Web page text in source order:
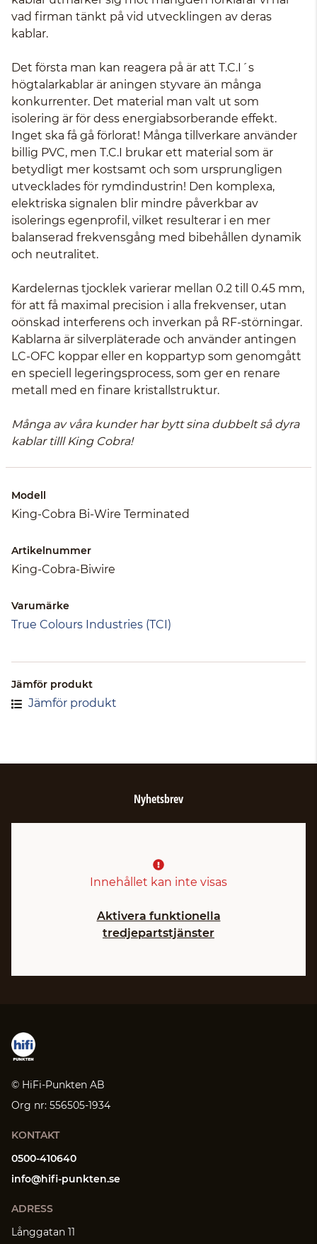
vad firman tänkt på vid utvecklingen av deras
kablar.
Det första man kan reagera på är att T.C.I´s
högtalarkablar är aningen styvare än många
konkurrenter. Det material man valt ut som
isolering är för dess energiabsorberande effekt.
Inget ska få gå förlorat! Många tillverkare använder
billig PVC, men T.C.I brukar ett material som är
betydligt mer kostsamt och som ursprungligen
utvecklades för rymdindustrin! Den komplexa,
elektriska signalen blir mindre påverkbar av
isolerings egenprofil, vilket resulterar i en mer
balanserad frekvensgång med bibehållen dynamik
och neutralitet.
Kardelernas tjocklek varierar mellan 0.2 till 0.45 mm,
för att få maximal precision i alla frekvenser, utan
oönskad interferens och inverkan på RF-störningar.
Kablarna är silverpläterade och använder antingen
LC-OFC koppar eller en koppartyp som genomgått
en speciell legeringsprocess, som ger en renare
metall med en finare kristallstruktur.
Många av våra kunder har bytt sina dubbelt så dyra
kablar tilll King Cobra!
Modell
King-Cobra Bi-Wire Terminated
Artikelnummer
King-Cobra-Biwire
Varumärke
True Colours Industries (TCI)
Jämför produkt
Jämför produkt
Nyhetsbrev
Innehållet kan inte visas
Aktivera funktionella
tredjepartstjänster
© HiFi-Punkten AB
Org nr: 556505-1934
KONTAKT
0500-410640
info@hifi-punkten.se
ADRESS
Långgatan 11